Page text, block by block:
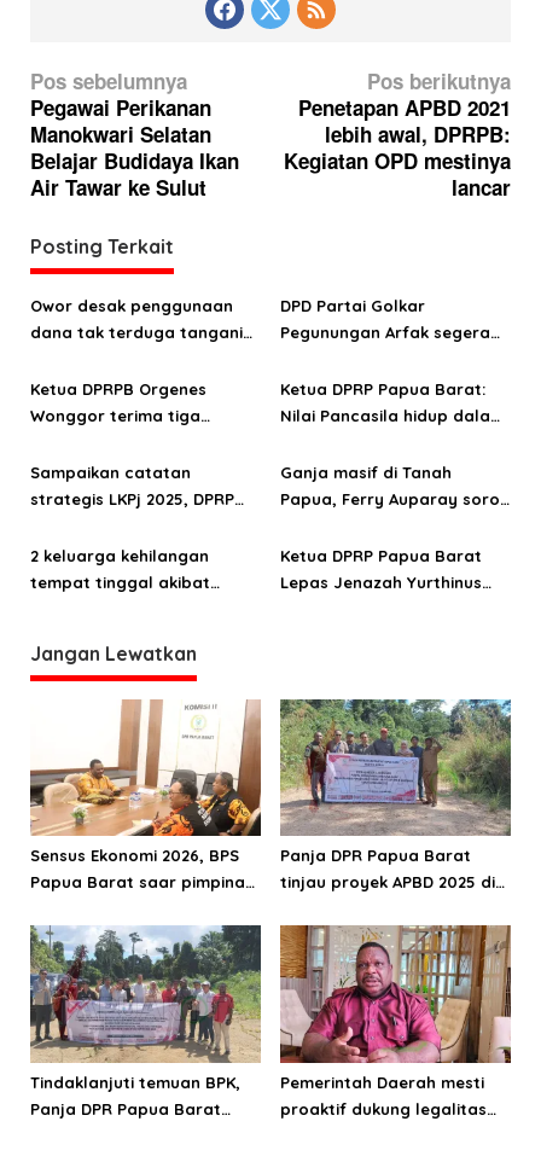
N
a
v
i
a
s
i
o
s
Pos sebelumnya
Pegawai Perikanan
Manokwari Selatan
Belajar Budidaya Ikan
Air Tawar ke Sulut
Pos berikutnya
Penetapan APBD 2021
lebih awal, DPRPB:
Kegiatan OPD mestinya
lancar
Posting Terkait
Owor desak penggunaan
dana tak terduga tangani
DPD Partai Golkar
Pegunungan Arfak segera
Ketua DPRPB Orgenes
Wonggor terima tiga
Kampung Sinaitousi dan
Sigim
Ketua DPRP Papua Barat:
Nilai Pancasila hidup dalam
Papua
Sampaikan catatan
strategis LKPj 2025, DPRP
fokus pembangunan
Ganja masif di Tanah
Papua, Ferry Auparay soroti
lemahnya intervensi
ekonomi
2 keluarga kehilangan
tempat tinggal akibat
Ketua DPRP Papua Barat
Lepas Jenazah Yurthinus
Jangan Lewatkan
Sensus Ekonomi 2026, BPS
Papua Barat saar pimpinan
Panja DPR Papua Barat
tinjau proyek APBD 2025 di
Bintuni
Tindaklanjuti temuan BPK,
Panja DPR Papua Barat
Pemerintah Daerah mesti
proaktif dukung legalitas